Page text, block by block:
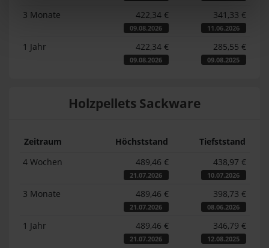
3 Monate 422,34 €
09.08.2026
341,33 €
11.06.2026
1 Jahr 422,34 €
09.08.2026
285,55 €
09.08.2025
Holzpellets Sackware
Zeitraum Höchststand
Tiefststand
4 Wochen
489,46 €
21.07.2026
438,97 €
10.07.2026
3 Monate 489,46 €
21.07.2026
398,73 €
08.06.2026
1 Jahr 489,46 €
21.07.2026
346,79 €
12.08.2025